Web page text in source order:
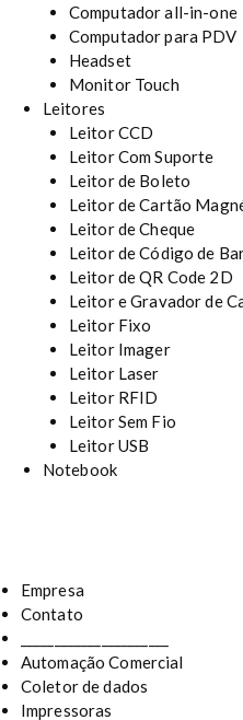
Computador all-in-one
Computador para PDV
Headset
Monitor Touch
Leitores
Leitor CCD
Leitor Com Suporte
Leitor de Boleto
Leitor de Cartão
Leitor de Cheque
Leitor de Código de
Leitor de QR Code 2D
Leitor e Gravador de
Leitor Fixo
Leitor Imager
Leitor Laser
Leitor RFID
Leitor Sem Fio
Leitor USB
Notebook
Empresa
Contato
Automação Comercial
Coletor de dados
Impressoras